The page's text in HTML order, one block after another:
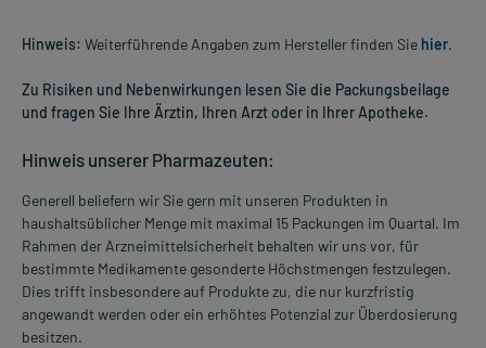
Hinweis: Weiterführende Angaben zum Hersteller finden Sie hier.
Zu Risiken und Nebenwirkungen lesen Sie die Packungsbeilage
und fragen Sie Ihre Ärztin, Ihren Arzt oder in Ihrer Apotheke.
Hinweis unserer Pharmazeuten:
Generell beliefern wir Sie gern mit unseren Produkten in
haushaltsüblicher Menge mit maximal 15 Packungen im Quartal. Im
Rahmen der Arzneimittelsicherheit behalten wir uns vor, für
bestimmte Medikamente gesonderte Höchstmengen festzulegen.
Dies trifft insbesondere auf Produkte zu, die nur kurzfristig
angewandt werden oder ein erhöhtes Potenzial zur Überdosierung
besitzen.